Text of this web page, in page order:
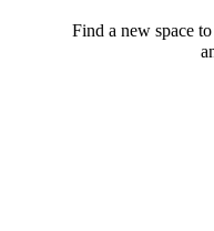
Find a new space